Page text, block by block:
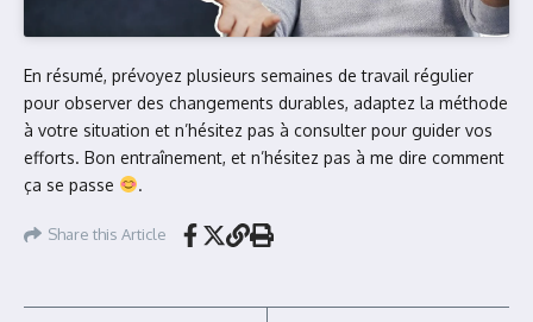
En résumé, prévoyez plusieurs semaines de travail régulier
pour observer des changements durables, adaptez la méthode
à votre situation et n’hésitez pas à consulter pour guider vos
efforts. Bon entraînement, et n’hésitez pas à me dire comment
ça se passe
.
Share this Article